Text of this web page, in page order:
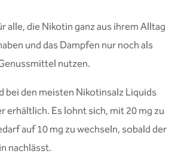
alle, die Nikotin ganz aus ihrem Alltag
und das Dampfen nur noch als
nutzen.
bei den meisten Nikotinsalz Liquids
erhältlich. Es lohnt sich, mit 20 mg zu
auf 10 mg zu wechseln, sobald der
nachlässt.